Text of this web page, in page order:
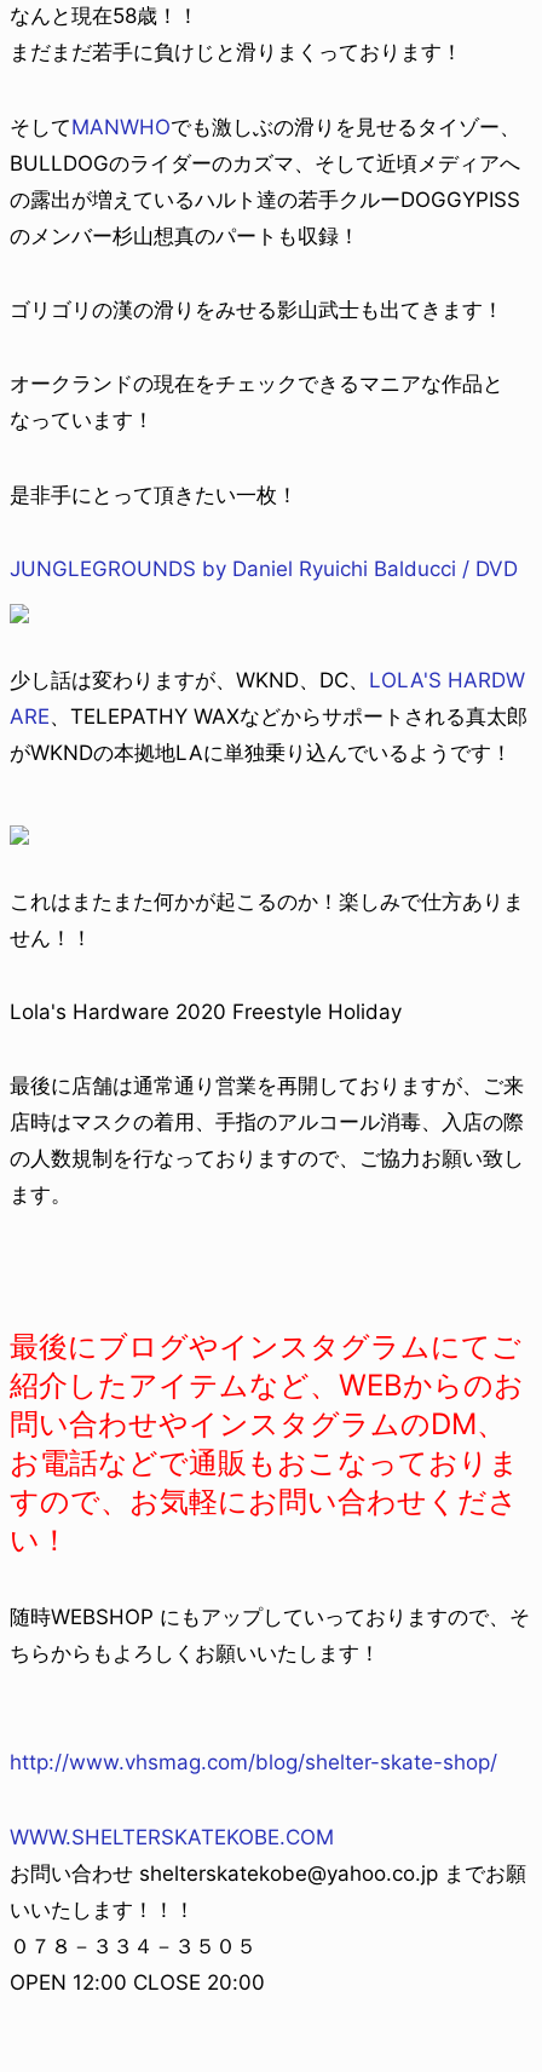
なんと現在58歳！！
まだまだ若手に負けじと滑りまくっております！
そしてMANWHOでも激しぶの滑りを見せるタイゾー、
BULLDOGのライダーのカズマ、そして近頃メディアへ
の露出が増えているハルト達の若手クルーDOGGYPISS
のメンバー杉山想真のパートも収録！
ゴリゴリの漢の滑りをみせる影山武士も出てきます！
オークランドの現在をチェックできるマニアな作品と
なっています！
是非手にとって頂きたい一枚！
JUNGLEGROUNDS by Daniel Ryuichi Balducci / DVD
少し話は変わりますが、WKND、DC、 LOLA'S HARDW
ARE、TELEPATHY WAXなどからサポートされる真太郎
がWKNDの本拠地LAに単独乗り込んでいるようです！
これはまたまた何かが起こるのか！楽しみで仕方ありま
せん！！
Lola's Hardware 2020 Freestyle Holiday
最後に店舗は通常通り営業を再開しておりますが、ご来
店時はマスクの着用、手指のアルコール消毒、入店の際
の人数規制を行なっておりますので、ご協力お願い致し
ます。
最後にブログやインスタグラムにてご
紹介したアイテムなど、WEBからのお
問い合わせやインスタグラムのDM、
お電話などで通販もおこなっておりま
すので、お気軽にお問い合わせくださ
い！
随時WEBSHOP にもアップしていっておりますので、そ
ちらからもよろしくお願いいたします！
http://www.vhsmag.com/blog/shelter-skate-shop/
WWW.SHELTERSKATEKOBE.COM
お問い合わせ shelterskatekobe@yahoo.co.jp までお願
いいたします！！！
０７８－３３４－３５０５
OPEN 12:00 CLOSE 20:00